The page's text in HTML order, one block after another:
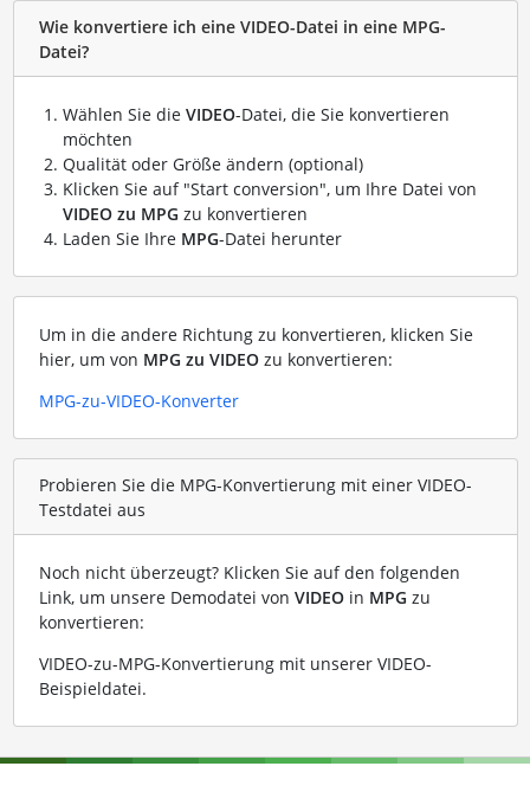
Wie konvertiere ich eine VIDEO-Datei in eine MPG-
Datei?
Wählen Sie die VIDEO-Datei, die Sie konvertieren
möchten
Qualität oder Größe ändern (optional)
Klicken Sie auf "Start conversion", um Ihre Datei von
VIDEO zu MPG zu konvertieren
Laden Sie Ihre MPG-Datei herunter
Um in die andere Richtung zu konvertieren, klicken Sie
hier, um von MPG zu VIDEOzu konvertieren:
MPG-zu-VIDEO-Konverter
Probieren Sie die MPG-Konvertierung mit einer VIDEO-
Testdatei aus
Noch nicht überzeugt? Klicken Sie auf den folgenden
Link, um unsere Demodatei von VIDEOin MPG zu
konvertieren:
VIDEO-zu-MPG-Konvertierung mit unserer VIDEO-
Beispieldatei.